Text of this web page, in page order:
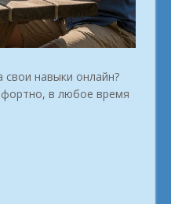
свои навыки онлайн?
в любое время